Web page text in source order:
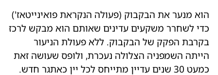
הוא מנער את הבקבוק (פעולה הנקראת פואינייטאז')
כדי לשחרר משקעים עדינים שאותם הוא מבקש לרכז
בקרבת הפקק של הבקבוק. ללא פעולת הניעור
הייתה השמפניה הצלולה נעכרת, ולופס שעושה זאת
כמעט 30 שנים עדיין מתייחס לכל יין כאתגר חדש.